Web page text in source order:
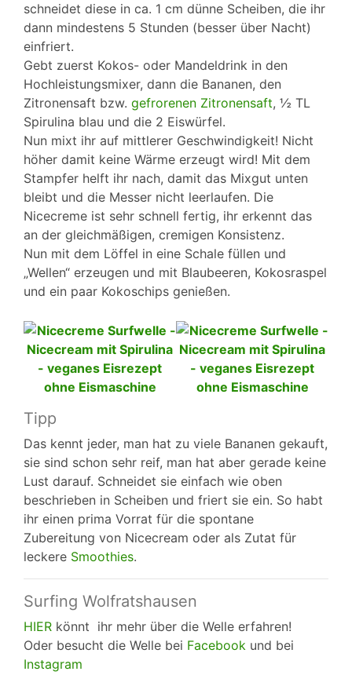
schneidet diese in ca. 1 cm dünne Scheiben, die ihr
dann mindestens 5 Stunden (besser über Nacht)
einfriert.
Gebt zuerst Kokos- oder Mandeldrink in den
Hochleistungsmixer, dann die Bananen, den
Zitronensaft bzw. gefrorenen Zitronensaft, ½ TL
Spirulina blau und die 2 Eiswürfel.
Nun mixt ihr auf mittlerer Geschwindigkeit! Nicht
höher damit keine Wärme erzeugt wird! Mit dem
Stampfer helft ihr nach, damit das Mixgut unten
bleibt und die Messer nicht leerlaufen. Die
Nicecreme ist sehr schnell fertig, ihr erkennt das
an der gleichmäßigen, cremigen Konsistenz.
Nun mit dem Löffel in eine Schale füllen und
„Wellen“ erzeugen und mit Blaubeeren, Kokosraspel
und ein paar Kokoschips genießen.
Tipp
Das kennt jeder, man hat zu viele Bananen gekauft,
sie sind schon sehr reif, man hat aber gerade keine
Lust darauf. Schneidet sie einfach wie oben
beschrieben in Scheiben und friert sie ein. So habt
ihr einen prima Vorrat für die spontane
Zubereitung von Nicecream oder als Zutat für
leckere Smoothies.
Surfing Wolfratshausen
HIER könnt ihr mehr über die Welle erfahren!
Oder besucht die Welle bei Facebook und bei
Instagram